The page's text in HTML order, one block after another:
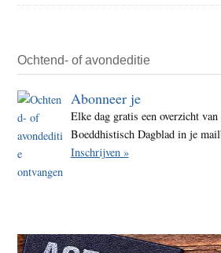
Ochtend- of avondeditie
Abonneer je
Elke dag gratis een overzicht
Boeddhistisch Dagblad in je
Inschrijven »